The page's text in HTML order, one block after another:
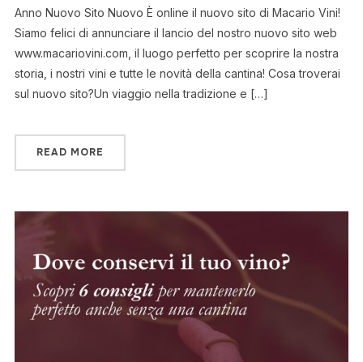
Anno Nuovo Sito Nuovo È online il nuovo sito di Macario Vini!
Siamo felici di annunciare il lancio del nostro nuovo sito web
www.macariovini.com, il luogo perfetto per scoprire la nostra
storia, i nostri vini e tutte le novità della cantina! Cosa troverai
sul nuovo sito?Un viaggio nella tradizione e […]
READ MORE